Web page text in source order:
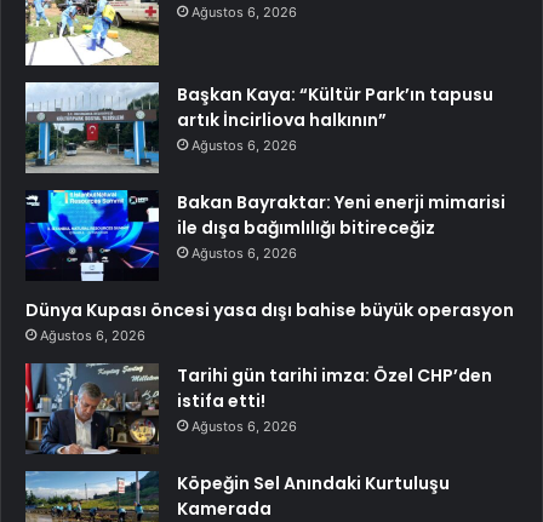
Ağustos 6, 2026
Başkan Kaya: “Kültür Park’ın tapusu
artık İncirliova halkının”
Ağustos 6, 2026
Bakan Bayraktar: Yeni enerji mimarisi
ile dışa bağımlılığı bitireceğiz
Ağustos 6, 2026
Dünya Kupası öncesi yasa dışı bahise büyük operasyon
Ağustos 6, 2026
Tarihi gün tarihi imza: Özel CHP’den
istifa etti!
Ağustos 6, 2026
Köpeğin Sel Anındaki Kurtuluşu
Kamerada